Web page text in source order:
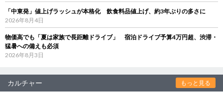
「中東発」値上げラッシュが本格化 飲食料品値上げ、約3年ぶりの多さに
2026年8月4日
物価高でも「夏は家族で長距離ドライブ」 宿泊ドライブ予算4万円超、渋滞・
猛暑への備えも必須
2026年8月3日
カルチャー もっと見る